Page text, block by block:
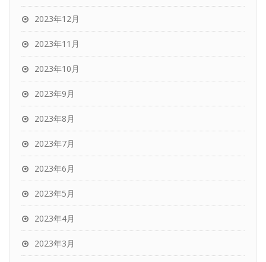
2023年12月
2023年11月
2023年10月
2023年9月
2023年8月
2023年7月
2023年6月
2023年5月
2023年4月
2023年3月